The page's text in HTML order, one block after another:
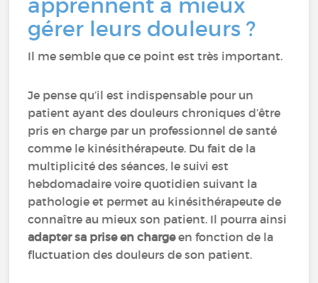
apprennent à mieux
gérer leurs douleurs ?
Il me semble que ce point est très important.
Je pense qu’il est indispensable pour un
patient ayant des douleurs chroniques d’être
pris en charge par un professionnel de santé
comme le kinésithérapeute. Du fait de la
multiplicité des séances, le suivi est
hebdomadaire voire quotidien suivant la
pathologie et permet au kinésithérapeute de
connaître au mieux son patient. Il pourra ainsi
adapter sa prise en chargeen fonction de la
fluctuation des douleurs de son patient.